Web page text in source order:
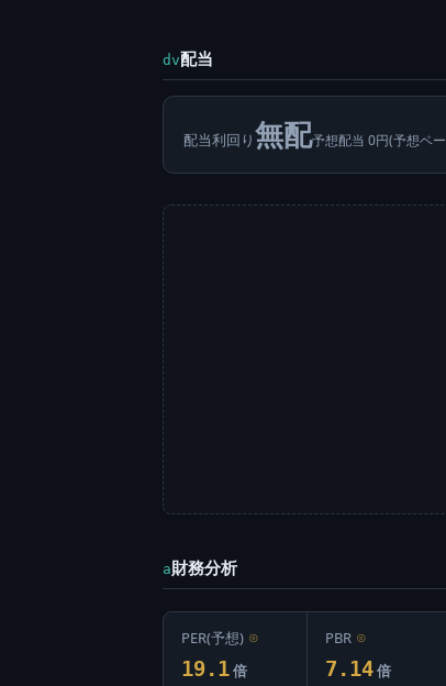
dv配当
配当利回り無配予想配当 0円(予想ベ
a財務分析
PER(予想) ⊙
19.1 倍
PBR ⊙
7.14 倍